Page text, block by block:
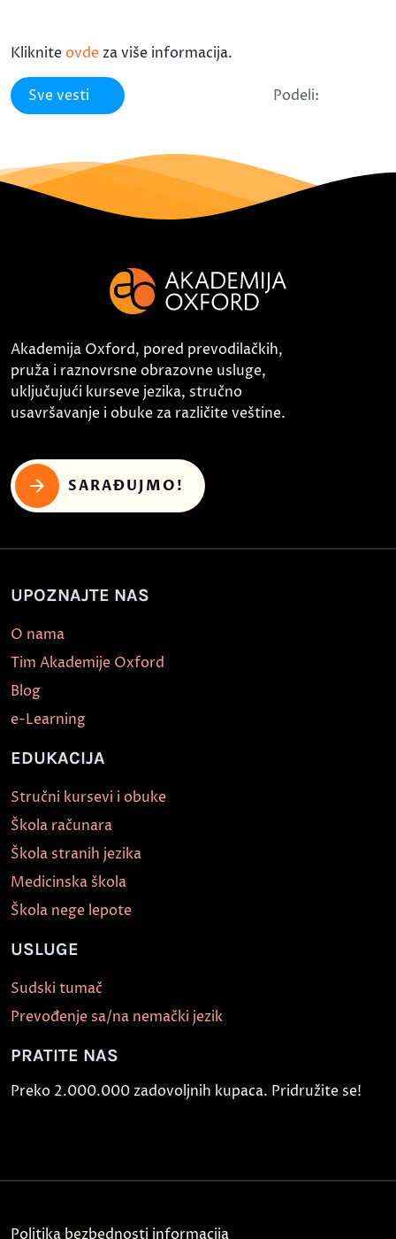
Kliknite ovde za više informacija.
Sve vesti Podeli:
Akademija Oxford, pored prevodilačkih,
pruža i raznovrsne obrazovne usluge,
uključujući kurseve jezika, stručno
usavršavanje i obuke za različite veštine.
SARAĐUJMO!
UPOZNAJTE NAS
O nama
Tim Akademije Oxford
Blog
e-Learning
EDUKACIJA
Stručni kursevi i obuke
Škola računara
Škola stranih jezika
Medicinska škola
Škola nege lepote
USLUGE
Sudski tumač
Prevođenje sa/na nemački jezik
PRATITE NAS
Preko 2.000.000 zadovoljnih kupaca. Pridružite se!
Politika bezbednosti informacija